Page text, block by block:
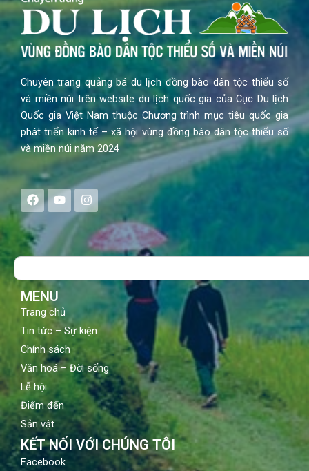
Chuyên trang quảng bá du lịch đồng bào dân tộc thiểu số
và miền núi trên website du lịch quốc gia của Cục Du lịch
Quốc gia Việt Nam thuộc Chương trình mục tiêu quốc gia
phát triển kinh tế – xã hội vùng đồng bào dân tộc thiểu số
và miền núi năm 2024
F
a
c
e
b
o
Y
o
u
t
u
b
I
n
s
a
g
Search
MENU
Trang chủ
Tin tức – Sự kiện
Chính sách
Văn hoá – Đời sống
Lễ hội
Điểm đến
Sản vật
KẾT NỐI VỚI CHÚNG TÔI
Facebook